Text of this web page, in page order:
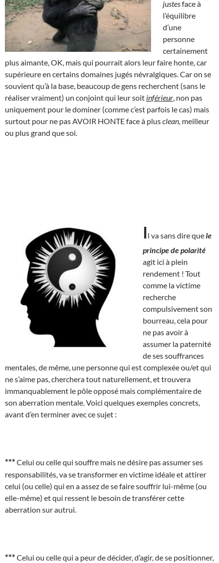
justesface à
l’équilibre
d’une
personne
certainement
plus aimante, OK, mais qui pourrait alors leur faire honte, car
supérieure en certains domaines jugés névralgiques. Car on se
souvient qu’à la base, beaucoup de gens recherchent (sans le
réaliser vraiment) un conjoint qui leur soit inférieur , non pas
uniquement pour le dominer (comme c’est parfois le cas) mais
surtout pour ne pas AVOIR HONTE face à plusclean, meilleur
ou plus grand que soi.
Il va sans dire quele
principe de polarité
agit ici à plein
rendement ! Tout
comme la victime
recherche
compulsivement son
bourreau, cela pour
ne pas avoir à
assumer la paternité
de ses souffrances
mentales, de même, une personne qui est complexée ou/et qui
ne s’aime pas, cherchera tout naturellement, et trouvera
immanquablement le pôle opposé mais complémentaire de
son aberration mentale. Voici quelques exemples concrets,
avant d’en terminer avec ce sujet :
***Celui ou celle qui souffre mais ne désire pas assumer ses
responsabilités, va se transformer en victime idéale et attirer
celui (ou celle) qui en a assez de se faire souffrir lui-même (ou
elle-même) et qui ressent le besoin de transférer cette
aberration sur autrui.
***Celui ou celle qui a peur de décider, d’agir, de se positionner,